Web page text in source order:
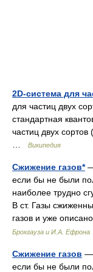
2D-система для
для частиц двух
стандартная
частиц двух
Википедия
Сжижение газов*—
если бы не были
наиболее трудно
В ст. Газы
газов и уже
Брокгауза и И.А. Ефрона
Сжижение газов —
если бы не были